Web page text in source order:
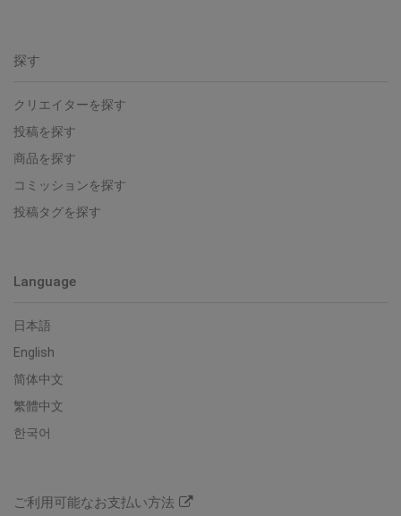
探す
クリエイターを探す
投稿を探す
商品を探す
コミッションを探す
投稿タグを探す
Language
日本語
English
简体中文
繁體中文
한국어
ご利用可能なお支払い方法